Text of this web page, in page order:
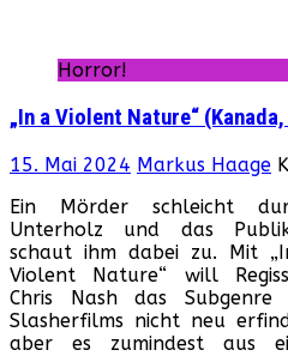
Horror!
„In a Violent Nature“
15. Mai 2024 Markus Haage
Ein Mörder schleicht
Unterholz und das
schaut ihm dabei zu. Mit
Violent Nature“ will
Chris Nash das Subgenre
Slasherfilms nicht neu
aber es zumindest aus